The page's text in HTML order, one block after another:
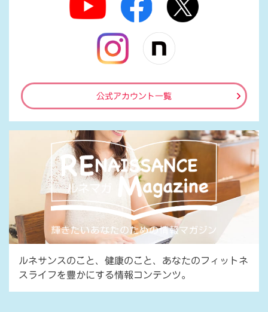
公式アカウント一覧
ルネサンスのこと、健康のこと、あなたのフィットネ
スライフを豊かにする情報コンテンツ。